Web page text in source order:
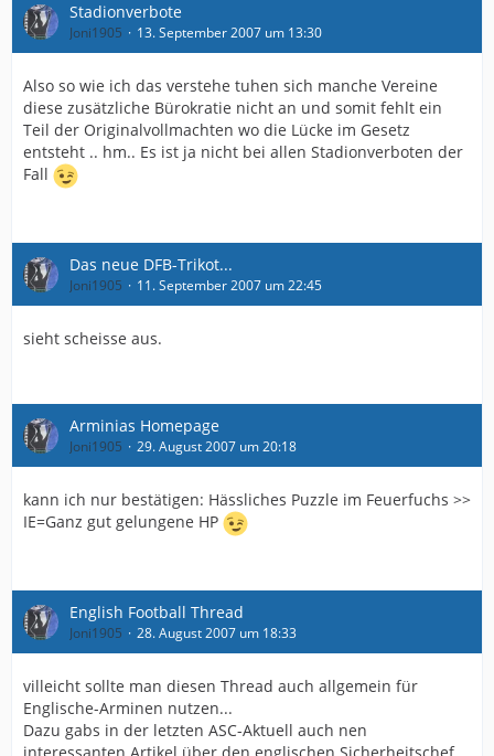
Stadionverbote
Joni1905 13. September 2007 um 13:30
Also so wie ich das verstehe tuhen sich manche Vereine
diese zusätzliche Bürokratie nicht an und somit fehlt ein
Teil der Originalvollmachten wo die Lücke im Gesetz
entsteht .. hm.. Es ist ja nicht bei allen Stadionverboten der
Fall
Das neue DFB-Trikot...
Joni1905 11. September 2007 um 22:45
sieht scheisse aus.
Arminias Homepage
Joni1905 29. August 2007 um 20:18
kann ich nur bestätigen: Hässliches Puzzle im Feuerfuchs >>
IE=Ganz gut gelungene HP
English Football Thread
Joni1905 28. August 2007 um 18:33
villeicht sollte man diesen Thread auch allgemein für
Englische-Arminen nutzen...
Dazu gabs in der letzten ASC-Aktuell auch nen